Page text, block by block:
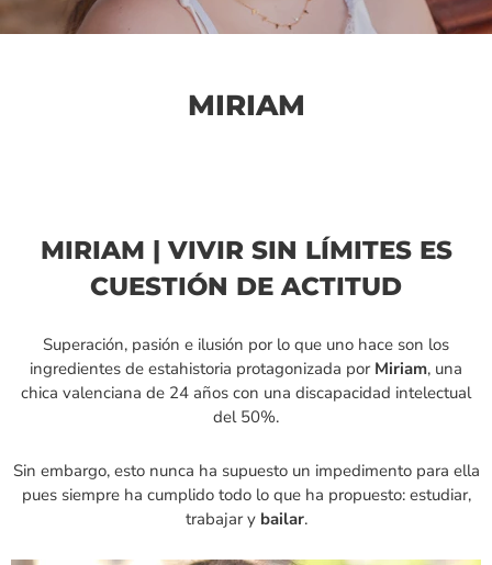
MIRIAM
MIRIAM | VIVIR SIN LÍMITES ES
CUESTIÓN DE ACTITUD
Superación, pasión e ilusión por lo que uno hace son los
ingredientes de estahistoria protagonizada por Miriam, una
chica valenciana de 24 años con una discapacidad intelectual
del 50%.
Sin embargo, esto nunca ha supuesto un impedimento para ella
pues siempre ha cumplido todo lo que ha propuesto: estudiar,
trabajar y bailar.